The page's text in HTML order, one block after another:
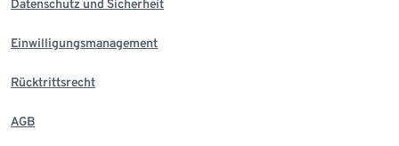
Datenschutz und Sicherheit
Einwilligungsmanagement
Rücktrittsrecht
AGB